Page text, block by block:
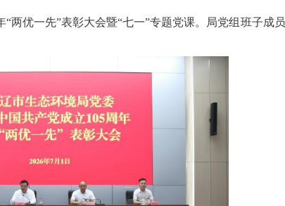
两优一先”表彰大会暨“七一”专题党课。局党组班子成